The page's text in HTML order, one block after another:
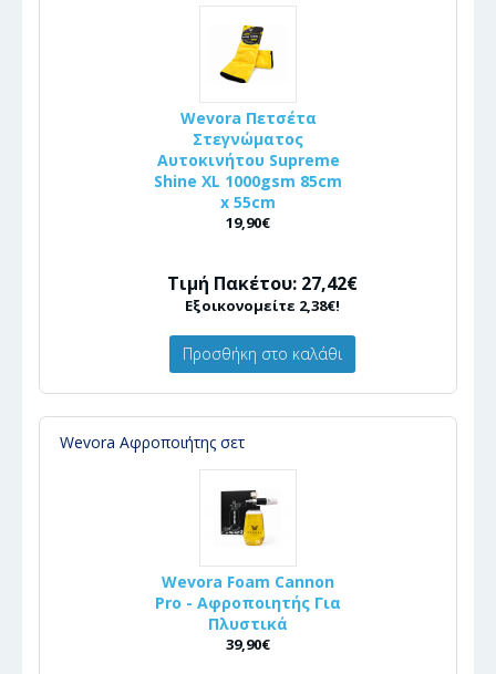
Wevora Πετσέτα
Στεγνώματος
Αυτοκινήτου Supreme
Shine XL 1000gsm 85cm
x 55cm
19,90€
Τιμή Πακέτου: 27,42€
Εξοικονομείτε 2,38€!
Προσθήκη στο καλάθι
Wevora Αφροποιήτης σετ
Wevora Foam Cannon
Pro - Αφροποιητής Για
Πλυστικά
39,90€